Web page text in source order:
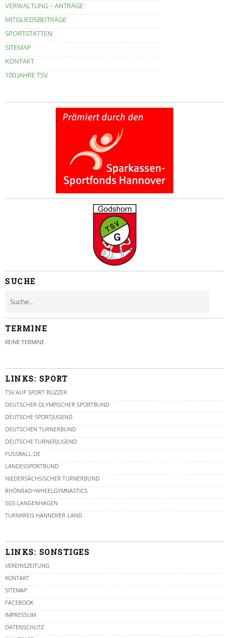
VERWALTUNG – ANTRÄGE
MITGLIEDSBEITRÄGE
SPORTSTÄTTEN
SITEMAP
KONTAKT
100 JAHRE TSV
SUCHE
TERMINE
KEINE TERMINE
LINKS: SPORT
TSV AUF SPORT BUZZER
DEUTSCHER OLYMPISCHER SPORTBUND
DEUTSCHE SPORTJUGEND
DEUTSCHEN TURNERBUND
DEUTSCHE TURNERJUGEND
FUSSBALL.DE
LANDESSPORTBUND
NIEDERSÄCHSISCHER TURNERBUND
RHÖNRAD=WHEELGYMNASTICS
SGS LANGENHAGEN
TURNKREIS HANNOVER-LAND
LINKS: SONSTIGES
VEREINSZEITUNG
KONTAKT
SITEMAP
FACEBOOK
IMPRESSUM
DATENSCHUTZ